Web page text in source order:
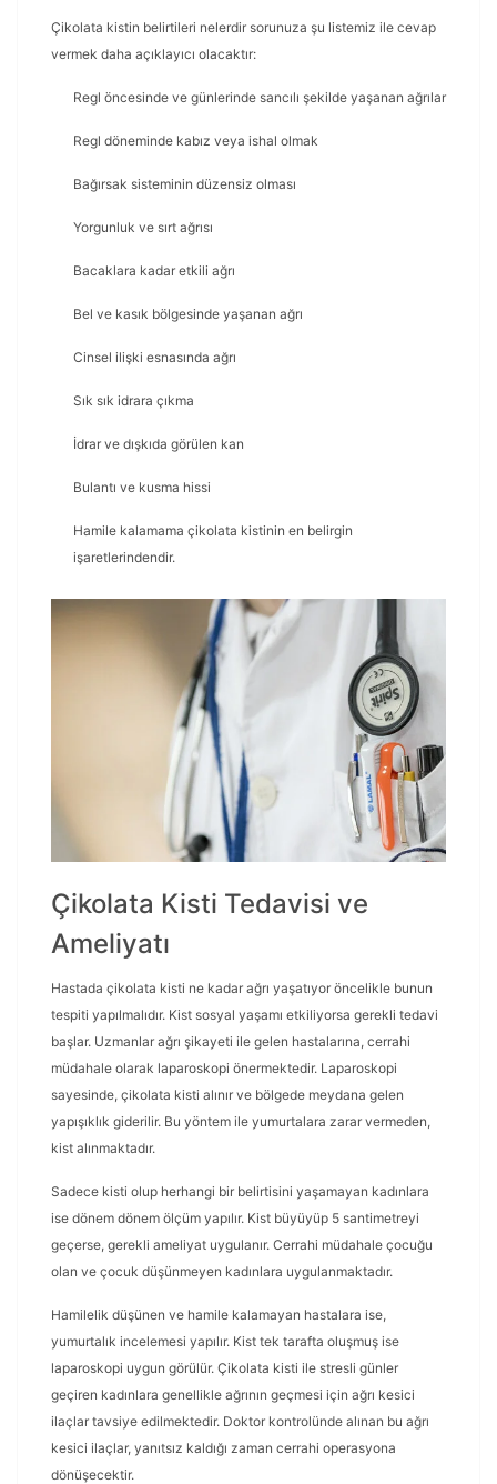
Çikolata kistin belirtileri nelerdir sorunuza şu listemiz ile cevap
vermek daha açıklayıcı olacaktır:
Regl öncesinde ve günlerinde sancılı şekilde yaşanan ağrılar
Regl döneminde kabız veya ishal olmak
Bağırsak sisteminin düzensiz olması
Yorgunluk ve sırt ağrısı
Bacaklara kadar etkili ağrı
Bel ve kasık bölgesinde yaşanan ağrı
Cinsel ilişki esnasında ağrı
Sık sık idrara çıkma
İdrar ve dışkıda görülen kan
Bulantı ve kusma hissi
Hamile kalamama çikolata kistinin en belirgin
işaretlerindendir.
Çikolata Kisti Tedavisi ve
Ameliyatı
Hastada çikolata kisti ne kadar ağrı yaşatıyor öncelikle bunun
tespiti yapılmalıdır. Kist sosyal yaşamı etkiliyorsa gerekli tedavi
başlar. Uzmanlar ağrı şikayeti ile gelen hastalarına, cerrahi
müdahale olarak laparoskopi önermektedir. Laparoskopi
sayesinde, çikolata kisti alınır ve bölgede meydana gelen
yapışıklık giderilir. Bu yöntem ile yumurtalara zarar vermeden,
kist alınmaktadır.
Sadece kisti olup herhangi bir belirtisini yaşamayan kadınlara
ise dönem dönem ölçüm yapılır. Kist büyüyüp 5 santimetreyi
geçerse, gerekli ameliyat uygulanır. Cerrahi müdahale çocuğu
olan ve çocuk düşünmeyen kadınlara uygulanmaktadır.
Hamilelik düşünen ve hamile kalamayan hastalara ise,
yumurtalık incelemesi yapılır. Kist tek tarafta oluşmuş ise
laparoskopi uygun görülür. Çikolata kisti ile stresli günler
geçiren kadınlara genellikle ağrının geçmesi için ağrı kesici
ilaçlar tavsiye edilmektedir. Doktor kontrolünde alınan bu ağrı
kesici ilaçlar, yanıtsız kaldığı zaman cerrahi operasyona
dönüşecektir.